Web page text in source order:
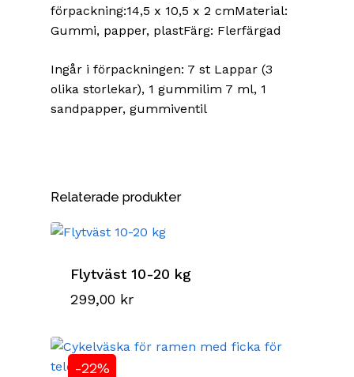
förpackning:14,5 x 10,5 x 2 cmMaterial:
Gummi, papper, plastFärg: Flerfärgad
Ingår i förpackningen: 7 st Lappar (3
olika storlekar), 1 gummilim 7 ml, 1
sandpapper, gummiventil
Relaterade produkter
Flytväst 10-20 kg
299,00 kr
-22%